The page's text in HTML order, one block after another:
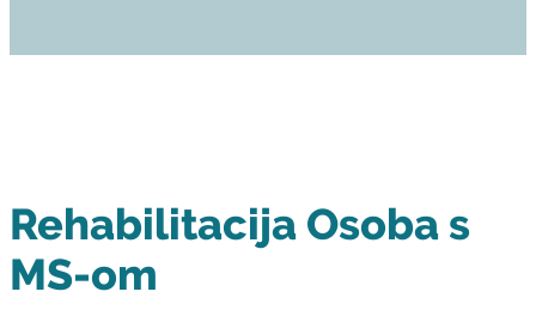
Rehabilitacija Osoba s
MS-om